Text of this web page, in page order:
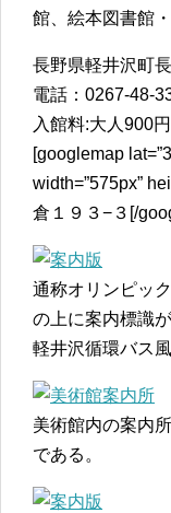
館、絵本図書館
長野県軽井沢町
電話：0267-48-
入館料:大人900
[googlemap
width=”575px”
倉１９３−３[/
通称オリンピッ
の上に案内標識が
軽井沢循環バス
美術館内の案内
である。